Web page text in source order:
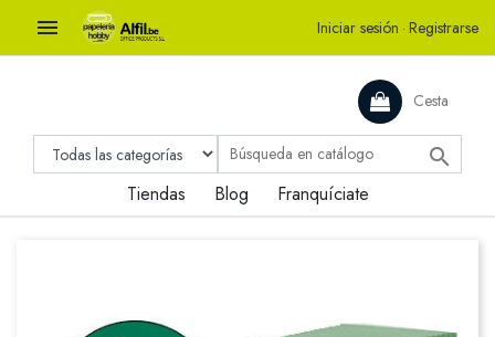
 Iniciar sesión · Registrarse
Cesta

Tiendas Blog Franquíciate